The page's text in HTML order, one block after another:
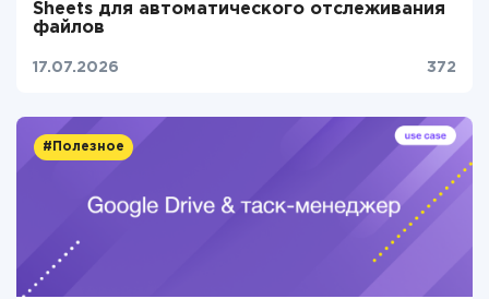
Sheets для автоматического отслеживания
файлов
17.07.2026 372
#Полезное